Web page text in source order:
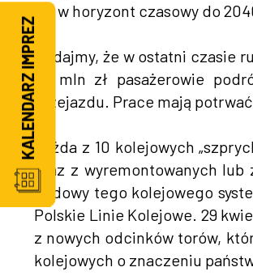
się w horyzont czasowy do
Dodajmy, że w ostatni czasie
67 mln zł pasażerowie
przejazdu. Prace mają
Każda z 10 kolejowych
oraz z wyremontowanych
budowy tego kolejowego
Polskie Linie Kolejowe. 29
z nowych odcinków torów,
kolejowych o znaczeniu
KALENDARZ IMPREZ